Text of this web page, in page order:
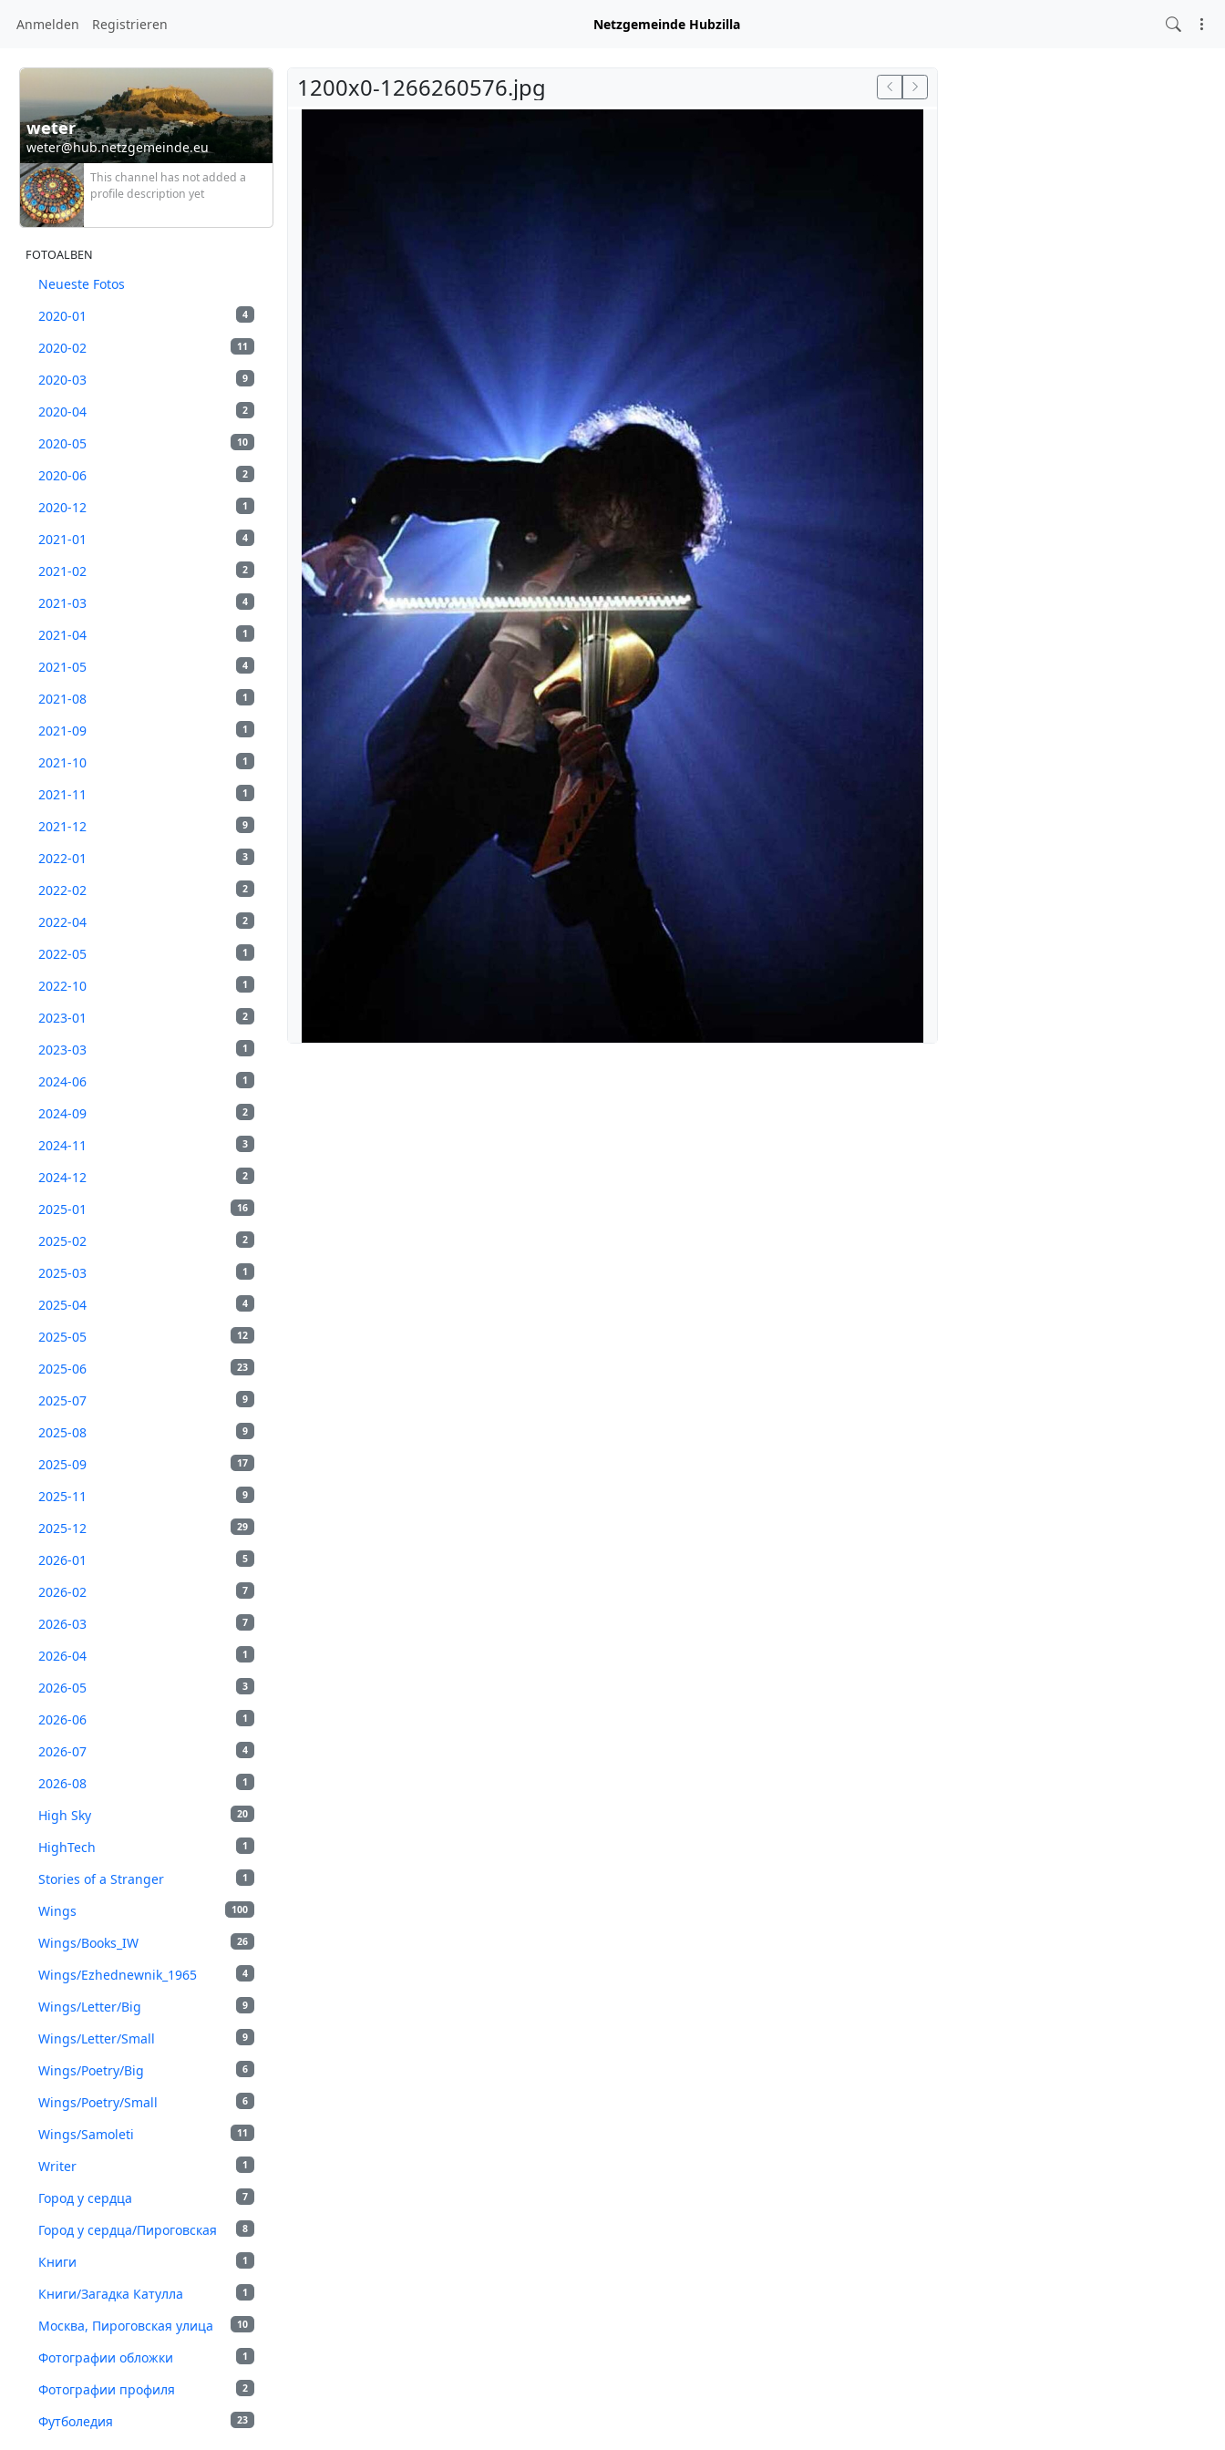
Anmelden Registrieren Netzgemeinde Hubzilla
weter
weter@hub.netzgemeinde.eu
This channel has not added a
profile description yet
FOTOALBEN
Neueste Fotos
4
2020-01
11
2020-02
9
2020-03
2
2020-04
10
2020-05
2
2020-06
1
2020-12
4
2021-01
2
2021-02
4
2021-03
1
2021-04
4
2021-05
1
2021-08
1
2021-09
1
2021-10
1
2021-11
9
2021-12
3
2022-01
2
2022-02
2
2022-04
1
2022-05
1
2022-10
2
2023-01
1
2023-03
1
2024-06
2
2024-09
3
2024-11
2
2024-12
16
2025-01
2
2025-02
1
2025-03
4
2025-04
12
2025-05
23
2025-06
9
2025-07
9
2025-08
17
2025-09
9
2025-11
29
2025-12
5
2026-01
7
2026-02
7
2026-03
1
2026-04
3
2026-05
1
2026-06
4
2026-07
1
2026-08
20
High Sky
1
HighTech
1
Stories of a Stranger
100
Wings
26
Wings/Books_IW
4
Wings/Ezhednewnik_1965
9
Wings/Letter/Big
9
Wings/Letter/Small
6
Wings/Poetry/Big
6
Wings/Poetry/Small
11
Wings/Samoleti
1
Writer
7
Город у сердца
8
Город у сердца/Пироговская
1
Книги
1
Книги/Загадка Катулла
10
Москва, Пироговская улица
1
Фотографии обложки
2
Фотографии профиля
23
Футболедия
1200x0-1266260576.jpg